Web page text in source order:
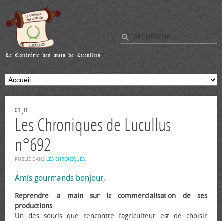
01 JUI
Les Chroniques de Lucullus
n°692
PUBLIÉ DANS LES CHRONIQUES.
Amis gourmands bonjour,
Reprendre la main sur la commercialisation de ses
productions
Un des soucis que rencontre l’agriculteur est de choisir